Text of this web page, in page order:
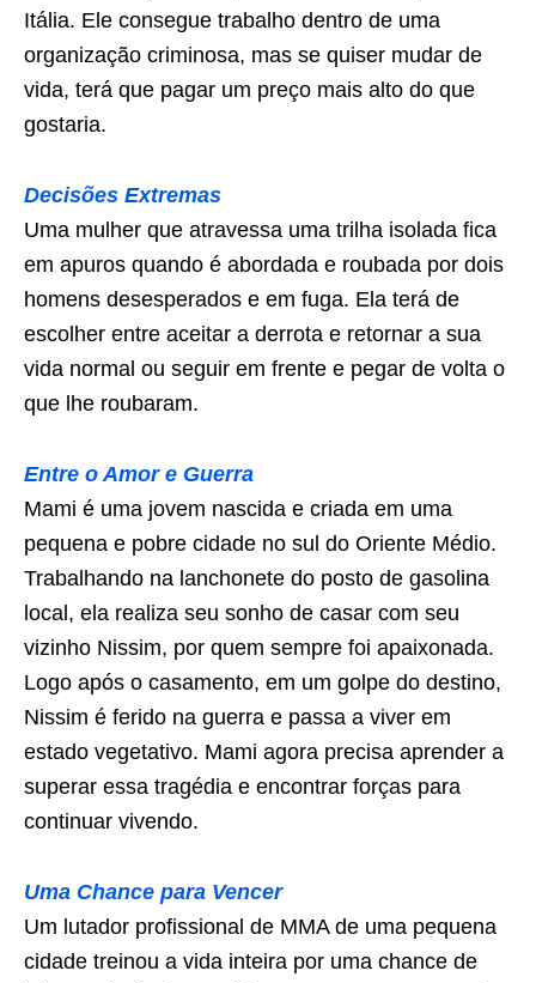
Itália. Ele consegue trabalho dentro de uma
organização criminosa, mas se quiser mudar de
vida, terá que pagar um preço mais alto do que
gostaria.
Decisões Extremas
Uma mulher que atravessa uma trilha isolada fica
em apuros quando é abordada e roubada por dois
homens desesperados e em fuga. Ela terá de
escolher entre aceitar a derrota e retornar a sua
vida normal ou seguir em frente e pegar de volta o
que lhe roubaram.
Entre o Amor e Guerra
Mami é uma jovem nascida e criada em uma
pequena e pobre cidade no sul do Oriente Médio.
Trabalhando na lanchonete do posto de gasolina
local, ela realiza seu sonho de casar com seu
vizinho Nissim, por quem sempre foi apaixonada.
Logo após o casamento, em um golpe do destino,
Nissim é ferido na guerra e passa a viver em
estado vegetativo. Mami agora precisa aprender a
superar essa tragédia e encontrar forças para
continuar vivendo.
Uma Chance para Vencer
Um lutador profissional de MMA de uma pequena
cidade treinou a vida inteira por uma chance de